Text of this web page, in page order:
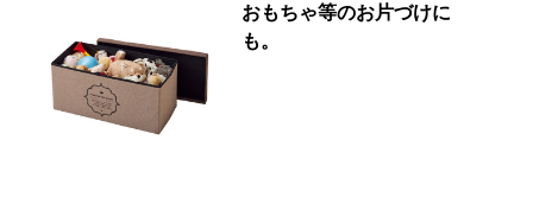
おもちゃ等のお片づけに
も。